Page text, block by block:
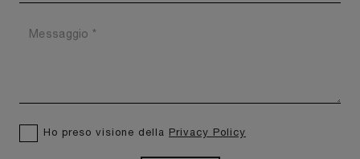
Ho preso visione della Privacy Policy